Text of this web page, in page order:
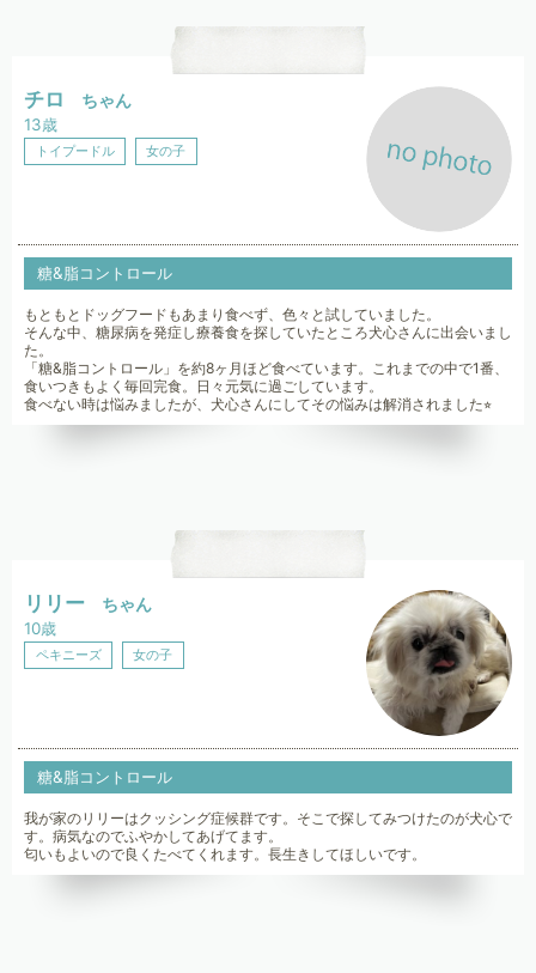
チロ ちゃん
13歳
トイプードル 女の子
糖&脂コントロール
もともとドッグフードもあまり食べず、色々と試していました。
そんな中、糖尿病を発症し療養食を探していたところ犬心さんに出会いまし
た。
「糖&脂コントロール」を約8ヶ月ほど食べています。これまでの中で1番、
食いつきもよく毎回完食。日々元気に過ごしています。
食べない時は悩みましたが、犬心さんにしてその悩みは解消されました⭐︎
リリー ちゃん
10歳
ペキニーズ 女の子
糖&脂コントロール
我が家のリリーはクッシング症候群です。そこで探してみつけたのが犬心で
す。病気なのでふやかしてあげてます。
匂いもよいので良くたべてくれます。長生きしてほしいです。